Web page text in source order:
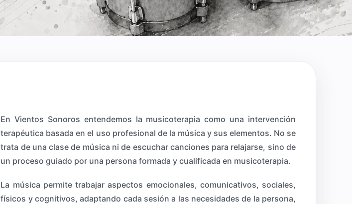
En Vientos Sonoros entendemos la musicoterapia como una intervención
terapéutica basada en el uso profesional de la música y sus elementos. No se
trata de una clase de música ni de escuchar canciones para relajarse, sino de
un proceso guiado por una persona formada y cualificada en musicoterapia.
La música permite trabajar aspectos emocionales, comunicativos, sociales,
físicos y cognitivos, adaptando cada sesión a las necesidades de la persona,